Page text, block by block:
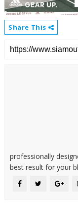
Share This
professionally
best result for your